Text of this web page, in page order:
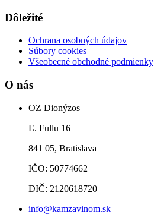
Dôležité
Ochrana osobných údajov
Súbory cookies
Všeobecné obchodné podmienky
O nás
OZ Dionýzos
Ľ. Fullu 16
841 05, Bratislava
IČO: 50774662
DIČ: 2120618720
info@kamzavinom.sk